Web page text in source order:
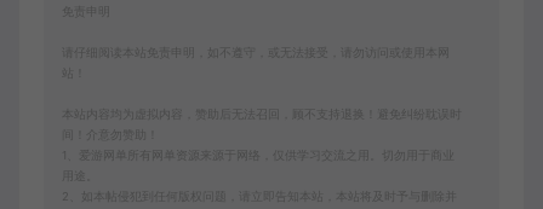
免责申明
请仔细阅读本站免责申明，如不遵守，或无法接受，请勿访问或使用本网
本站内容均为虚拟内容，赞助后无法召回，顾不支持退换！避免纠纷耽误时
间！介意勿赞助！
1、爱游网单所有网单资源来源于网络，仅供学习交流之用。切勿用于商业
2、如本帖侵犯到任何版权问题，请立即告知本站，本站将及时予与删除并